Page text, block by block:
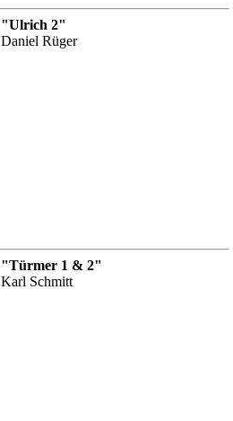
"Ulrich 2"
Daniel Rüger
"Türmer 1 & 2"
Karl Schmitt